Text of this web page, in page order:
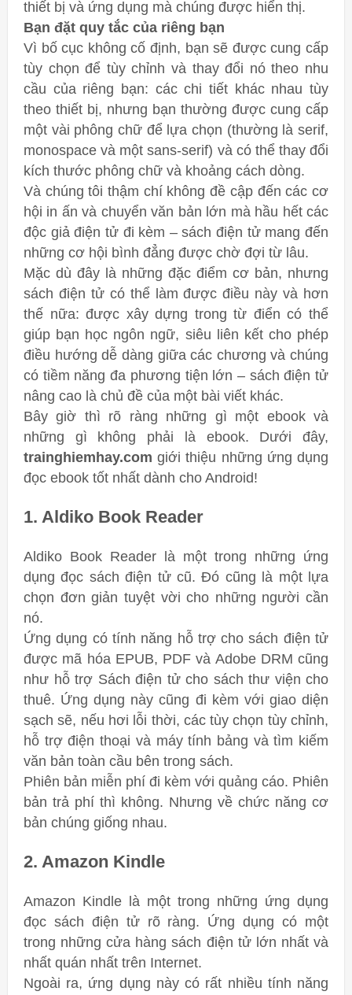
thiết bị và ứng dụng mà chúng được hiển thị.
Bạn đặt quy tắc của riêng bạn
Vì bố cục không cố định, bạn sẽ được cung cấp
tùy chọn để tùy chỉnh và thay đổi nó theo nhu
cầu của riêng bạn: các chi tiết khác nhau tùy
theo thiết bị, nhưng bạn thường được cung cấp
một vài phông chữ để lựa chọn (thường là serif,
monospace và một sans-serif) và có thể thay đổi
kích thước phông chữ và khoảng cách dòng.
Và chúng tôi thậm chí không đề cập đến các cơ
hội in ấn và chuyển văn bản lớn mà hầu hết các
độc giả điện tử đi kèm – sách điện tử mang đến
những cơ hội bình đẳng được chờ đợi từ lâu.
Mặc dù đây là những đặc điểm cơ bản, nhưng
sách điện tử có thể làm được điều này và hơn
thế nữa: được xây dựng trong từ điển có thể
giúp bạn học ngôn ngữ, siêu liên kết cho phép
điều hướng dễ dàng giữa các chương và chúng
có tiềm năng đa phương tiện lớn – sách điện tử
nâng cao là chủ đề của một bài viết khác.
Bây giờ thì rõ ràng những gì một ebook và
những gì không phải là ebook. Dưới đây,
trainghiemhay.comgiới thiệu những ứng dụng
đọc ebook tốt nhất dành cho Android!
1. Aldiko Book Reader
Aldiko Book Reader là một trong những ứng
dụng đọc sách điện tử cũ. Đó cũng là một lựa
chọn đơn giản tuyệt vời cho những người cần
nó.
Ứng dụng có tính năng hỗ trợ cho sách điện tử
được mã hóa EPUB, PDF và Adobe DRM cũng
như hỗ trợ Sách điện tử cho sách thư viện cho
thuê. Ứng dụng này cũng đi kèm với giao diện
sạch sẽ, nếu hơi lỗi thời, các tùy chọn tùy chỉnh,
hỗ trợ điện thoại và máy tính bảng và tìm kiếm
văn bản toàn cầu bên trong sách.
Phiên bản miễn phí đi kèm với quảng cáo. Phiên
bản trả phí thì không. Nhưng về chức năng cơ
bản chúng giống nhau.
2. Amazon Kindle
Amazon Kindle là một trong những ứng dụng
đọc sách điện tử rõ ràng. Ứng dụng có một
trong những cửa hàng sách điện tử lớn nhất và
nhất quán nhất trên Internet.
Ngoài ra, ứng dụng này có rất nhiều tính năng